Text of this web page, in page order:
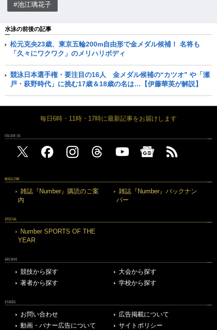
#池江璃花子
水泳の前後の記事
松元克央23歳、東京五輪200m自由形で金メダル候補！ 名将も
「久々にワクワク」のメリハリボディ
競泳日本選手権・要注目の16人 金メダル候補の“カツオ” や「瀬
戸・萩野時代」に挑む17歳＆18歳の名は…【伊藤華英が解説】
毎日6時・11時・17時に最新記事をお届けします
FOLLOW US
MAGAZINE
雑誌『Number』購読のご案
内
雑誌『Number』バックナン
バー
SPECIAL
Number SPORTS OF THE
YEAR
ARCHIVE
競技から探す
大会から探す
著者から探す
学校から探す
OTHERS
お問い合わせ
広告掲載について
動画・バナー広告について
サイトポリシー